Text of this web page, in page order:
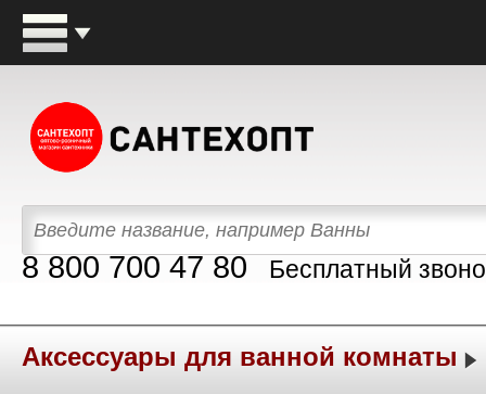
8 800 700 47 80 Бесплатный
Аксессуары для ванной комнаты